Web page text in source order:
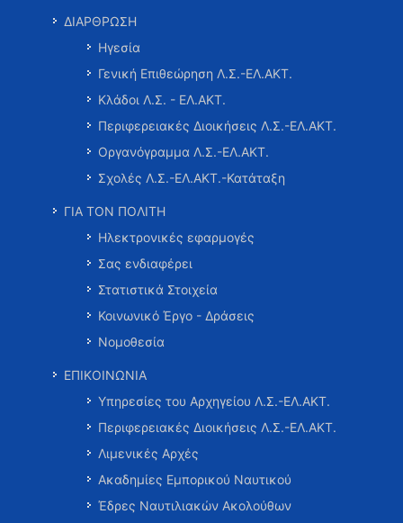
ΔΙΑΡΘΡΩΣΗ
Ηγεσία
Γενική Επιθεώρηση Λ.Σ.-ΕΛ.ΑΚΤ.
Κλάδοι Λ.Σ. - ΕΛ.ΑΚΤ.
Περιφερειακές Διοικήσεις Λ.Σ.-ΕΛ.ΑΚΤ.
Οργανόγραμμα Λ.Σ.-ΕΛ.ΑΚΤ.
Σχολές Λ.Σ.-ΕΛ.ΑΚΤ.-Κατάταξη
ΓΙΑ ΤΟΝ ΠΟΛΙΤΗ
Ηλεκτρονικές εφαρμογές
Σας ενδιαφέρει
Στατιστικά Στοιχεία
Κοινωνικό Έργο - Δράσεις
Νομοθεσία
ΕΠΙΚΟΙΝΩΝΙΑ
Υπηρεσίες του Αρχηγείου Λ.Σ.-ΕΛ.ΑΚΤ.
Περιφερειακές Διοικήσεις Λ.Σ.-ΕΛ.ΑΚΤ.
Λιμενικές Αρχές
Ακαδημίες Εμπορικού Ναυτικού
Έδρες Ναυτιλιακών Ακολούθων